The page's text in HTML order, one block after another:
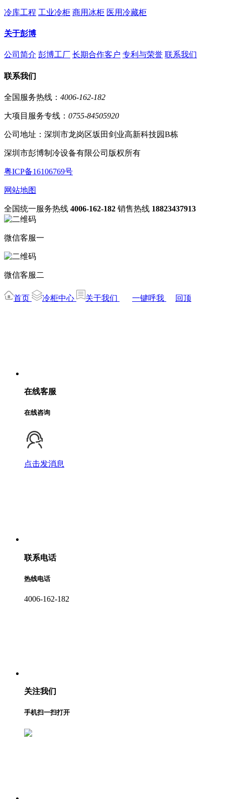
冷库工程 工业冷柜 商用冰柜 医用冷藏柜
关于彭博
公司简介 彭博工厂 长期合作客户 专利与荣誉 联系我们
联系我们
全国服务热线： 4006-162-182
大项目服务专线： 0755-84505920
公司地址：深圳市龙岗区坂田剑业高新科技园B栋
深圳市彭博制冷设备有限公司版权所有
粤ICP备16106769号
网站地图
全国统一服务热线 4006-162-182 销售热线 18823437913
微信客服一
微信客服二
首页 冷柜中心 关于我们 一键呼我 回顶
在线客服
在线咨询
点击发消息
联系电话
热线电话
4006-162-182
关注我们
手机扫一扫打开